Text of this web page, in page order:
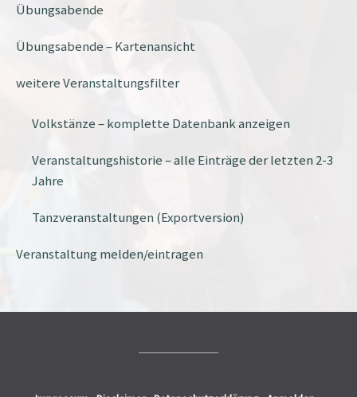
Übungsabende
Übungsabende – Kartenansicht
weitere Veranstaltungsfilter
Volkstänze – komplette Datenbank anzeigen
Veranstaltungshistorie – alle Einträge der letzten 2-3
Jahre
Tanzveranstaltungen (Exportversion)
Veranstaltung melden/eintragen